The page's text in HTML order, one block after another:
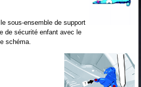
sous-ensemble de support
de sécurité enfant avec le
schéma.